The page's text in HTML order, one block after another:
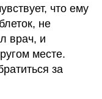
что ему
не
врач, и
месте.
за